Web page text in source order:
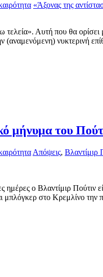
«Άξονας της
Αυτή που θα ορίσει
νυκτερινή
μήνυμα του
Απόψεις, Βλαντίμιρ
ημέρες ο Βλαντίμιρ Πούτιν
μπλόγκερ στο Κρεμλίνο